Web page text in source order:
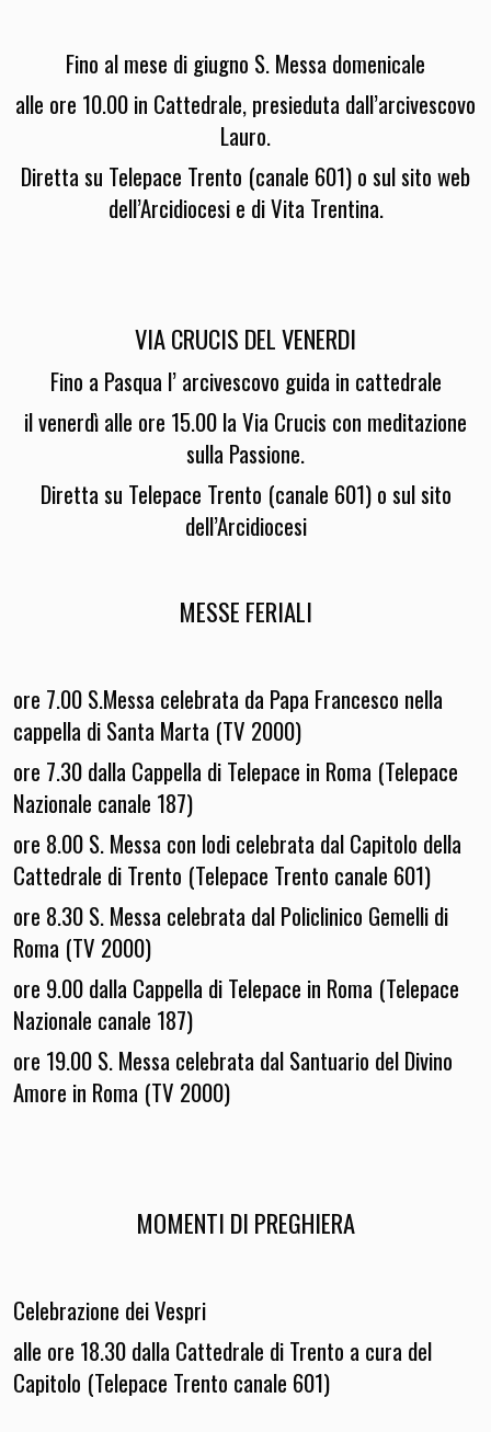
Fino al mese di giugno S. Messa domenicale
alle ore 10.00 in Cattedrale, presieduta dall’arcivescovo
Lauro.
Diretta su Telepace Trento (canale 601) o sul sito web
dell’Arcidiocesi e di Vita Trentina.
VIA CRUCIS DEL VENERDI
Fino a Pasqua l’ arcivescovo guida in cattedrale
il venerdì alle ore 15.00 la Via Crucis con meditazione
sulla Passione.
Diretta su Telepace Trento (canale 601) o sul sito
dell’Arcidiocesi
MESSE FERIALI
ore 7.00 S.Messa celebrata da Papa Francesco nella
cappella di Santa Marta (TV 2000)
ore 7.30 dalla Cappella di Telepace in Roma (Telepace
Nazionale canale 187)
ore 8.00 S. Messa con lodi celebrata dal Capitolo della
Cattedrale di Trento (Telepace Trento canale 601)
ore 8.30 S. Messa celebrata dal Policlinico Gemelli di
Roma (TV 2000)
ore 9.00 dalla Cappella di Telepace in Roma (Telepace
Nazionale canale 187)
ore 19.00 S. Messa celebrata dal Santuario del Divino
Amore in Roma (TV 2000)
MOMENTI DI PREGHIERA
Celebrazione dei Vespri
alle ore 18.30 dalla Cattedrale di Trento a cura del
Capitolo (Telepace Trento canale 601)